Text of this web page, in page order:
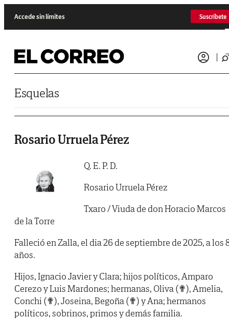
Accede sin límites Suscríbete
Esquelas
Rosario Urruela Pérez
Q. E. P. D.
Rosario Urruela Pérez
Txaro / Viuda de don Horacio Marcos
de la Torre
Falleció en Zalla, el dia 26 de septiembre de 2025, a los
años.
Hijos, Ignacio Javier y Clara; hijos políticos, Amparo
Cerezo y Luis Mardones; hermanas, Oliva (✟), Amelia,
Conchi (✟), Joseina, Begoña (✟) y Ana; hermanos
políticos, sobrinos, primos y demás familia.